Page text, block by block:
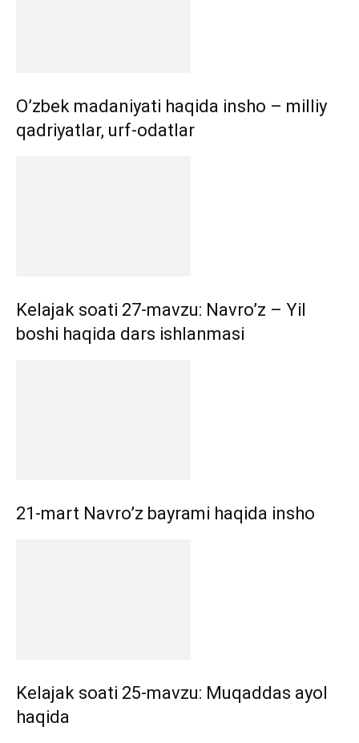
O’zbek madaniyati haqida insho – milliy
qadriyatlar, urf-odatlar
Kelajak soati 27-mavzu: Navro’z – Yil
boshi haqida dars ishlanmasi
21-mart Navro’z bayrami haqida insho
Kelajak soati 25-mavzu: Muqaddas ayol
haqida